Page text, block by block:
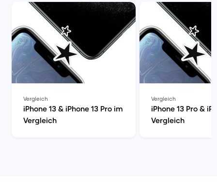
Vergleich
iPhone 13 & iPhone 13 Pro im
Vergleich
Vergleich
iPhone 13 Pro &
Vergleich